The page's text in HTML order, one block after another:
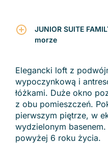
JUNIOR SUITE
morze
Elegancki loft z
wypoczynkową i
łóżkami. Duże okno
z obu pomieszczeń.
pierwszym piętrze, w
wydzielonym
powyżej 6 roku życia.